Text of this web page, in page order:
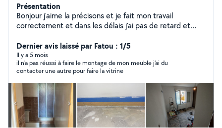
Présentation
Bonjour j'aime la précisons et je fait mon travail
correctement et dans les délais j'ai pas de retard et
Dernier avis laissé par Fatou : 1/5
Il y a 5 mois
il n'a pas réussi à faire le montage de mon meuble j'ai du
contacter une autre pour faire la vitrine